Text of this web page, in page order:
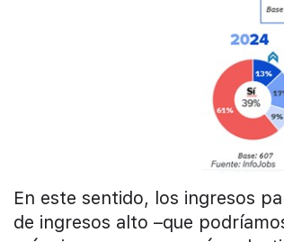
En este sentido, los ingresos
de ingresos alto –que